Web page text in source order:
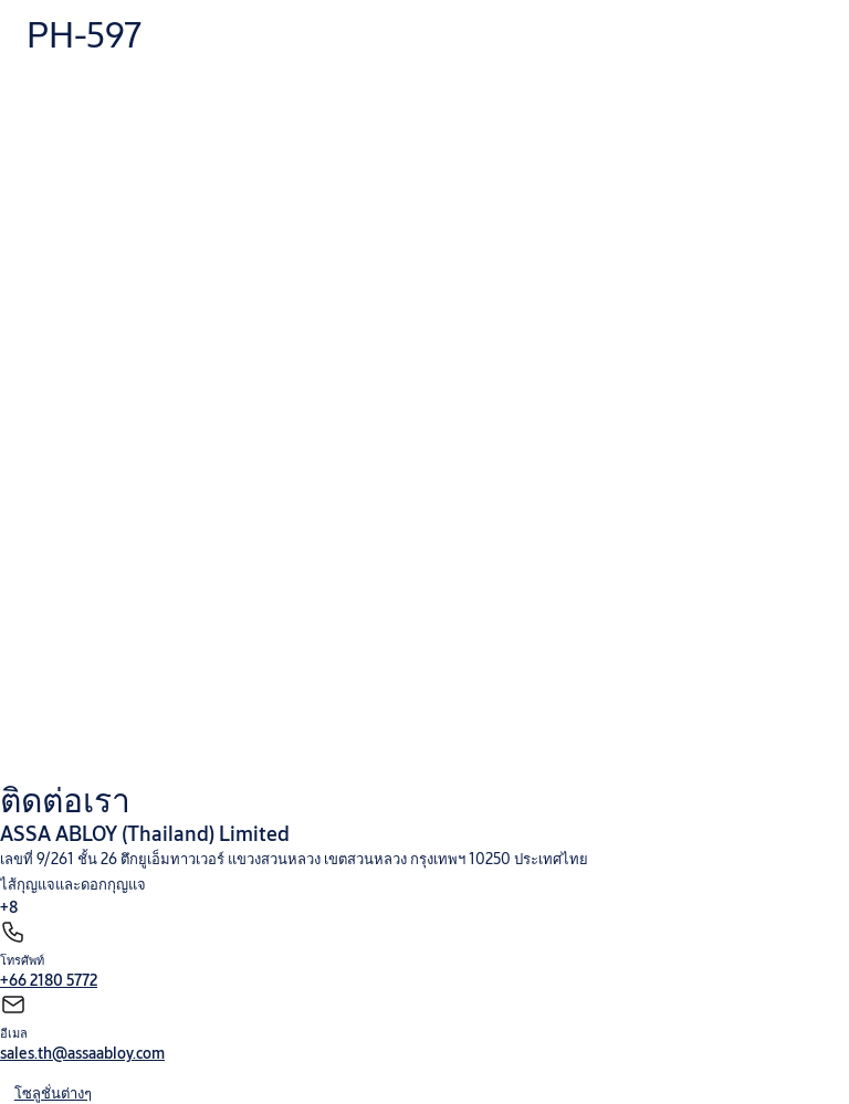
PH-597
ติดต่อเรา
ASSA ABLOY (Thailand) Limited
เลขที่ 9/261 ชั้น 26 ตึกยูเอ็มทาวเวอร์ แขวงสวนหลวง เขตสวนหลวง กรุงเทพฯ 10250 ประเทศไทย
ไส้กุญแจและดอกกุญแจ
+8
โทรศัพท์
+66 2180 5772
อีเมล
sales.th@assaabloy.com
โซลูชั่นต่างๆ